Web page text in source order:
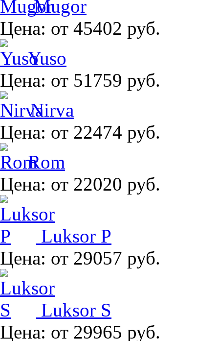
Mugor
Цена: от 45402 руб.
Yuso
Цена: от 51759 руб.
Nirva
Цена: от 22474 руб.
Rom
Цена: от 22020 руб.
Luksor P
Цена: от 29057 руб.
Luksor S
Цена: от 29965 руб.